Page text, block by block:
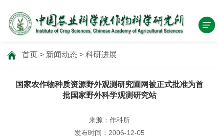
首页 > 新闻动态 > 科研进展
国家农作物种质资源野外观测研究圃网被正式批准为首
批国家野外科学观测研究站
来源：作科所
发布时间：2006-12-05